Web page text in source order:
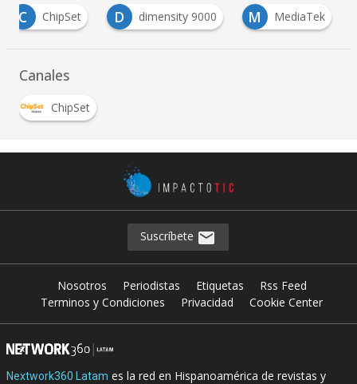
C ChipSet D dimensity 9000 M MediaTek
Canales
ChipSet
Suscríbete
Nosotros Periodistas Etiquetas
Rss Feed
Terminos y Condiciones
Privacidad Cookie Center
Nextwork360 Latam es la red en Hispanoamérica de revistas y